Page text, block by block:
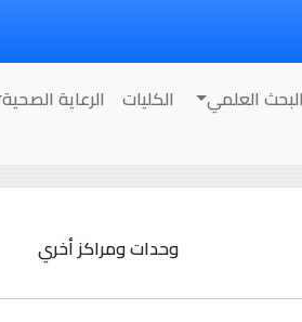
البحث العلمي الكليات الرعاية الصحية
وحدات ومراكز أخري